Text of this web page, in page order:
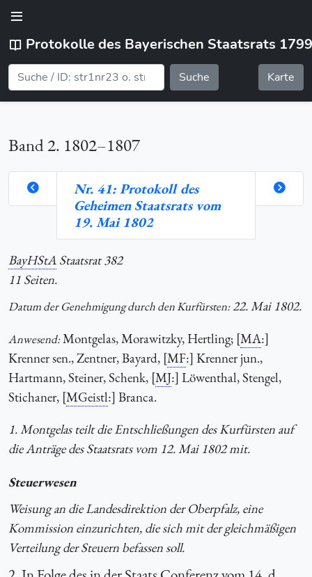
Protokolle des Bayerischen Staatsrats
Suche Karte
Band 2. 1802–1807
Nr. 41: Protokoll des
Geheimen Staatsrats vom
19. Mai 1802
BayHStA Staatsrat 382
11 Seiten.
Datum der Genehmigung durch den Kurfürsten:22. Mai 1802.
Anwesend:Montgelas, Morawitzky, Hertling; [MA:]
Krenner sen., Zentner, Bayard, [MF:] Krenner jun.,
Hartmann, Steiner, Schenk, [MJ:] Löwenthal, Stengel,
Stichaner, [MGeistl:] Branca.
1. Montgelas teilt die Entschließungen des Kurfürsten auf
die Anträge des Staatsrats vom 12. Mai 1802 mit.
Steuerwesen
Weisung an die Landesdirektion der Oberpfalz, eine
Kommission einzurichten, die sich mit der gleichmäßigen
Verteilung der Steuern befassen soll.